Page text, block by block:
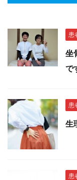
患
坐
で
患
生
患